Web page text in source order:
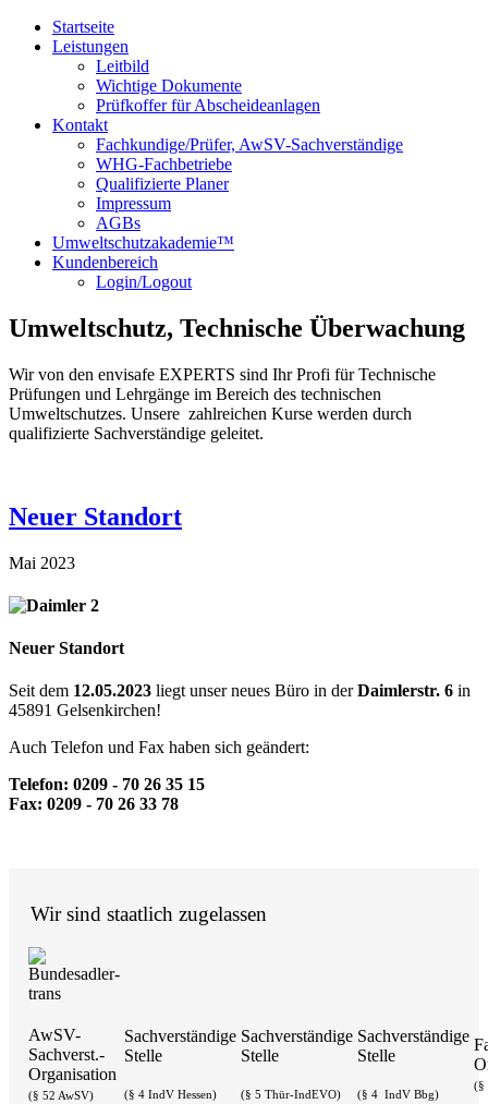
Startseite
Leistungen
Leitbild
Wichtige Dokumente
Prüfkoffer für Abscheideanlagen
Kontakt
Fachkundige/Prüfer, AwSV-Sachverständige
WHG-Fachbetriebe
Qualifizierte Planer
Impressum
AGBs
Umweltschutzakademie™
Kundenbereich
Login/Logout
Umweltschutz, Technische Überwachung
Wir von den envisafe EXPERTS sind Ihr Profi für Technische
Prüfungen und Lehrgänge im Bereich des technischen
Umweltschutzes. Unsere zahlreichen Kurse werden durch
qualifizierte Sachverständige geleitet.
Neuer Standort
Mai 2023
Neuer Standort
Seit dem 12.05.2023 liegt unser neues Büro in derDaimlerstr. 6 in
45891 Gelsenkirchen!
Auch Telefon und Fax haben sich geändert:
Telefon: 0209 - 70 26 35 15
Fax: 0209 - 70 26 33 78
Wir sind staatlich zugelassen
AwSV-
Sachverst.-
Organisation
(§ 52 AwSV)
Sachverständige
Stelle
(§ 4 IndV Hessen)
Sachverständige
Stelle
(§ 5 Thür-IndEVO)
Sachverständige
Stelle
(§ 4 IndV Bbg)
(§